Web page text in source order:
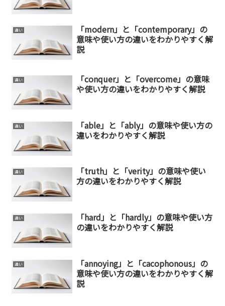
違い
「modern」と「contemporary」の
意味や使い方の違いをわかりやすく解
説
違い
「conquer」と「overcome」の意味
や使い方の違いをわかりやすく解説
違い
「able」と「ably」の意味や使い方の
違いをわかりやすく解説
違い
「truth」と「verity」の意味や使い
方の違いをわかりやすく解説
違い
「hard」と「hardly」の意味や使い方
の違いをわかりやすく解説
違い
「annoying」と「cacophonous」の
意味や使い方の違いをわかりやすく解
説